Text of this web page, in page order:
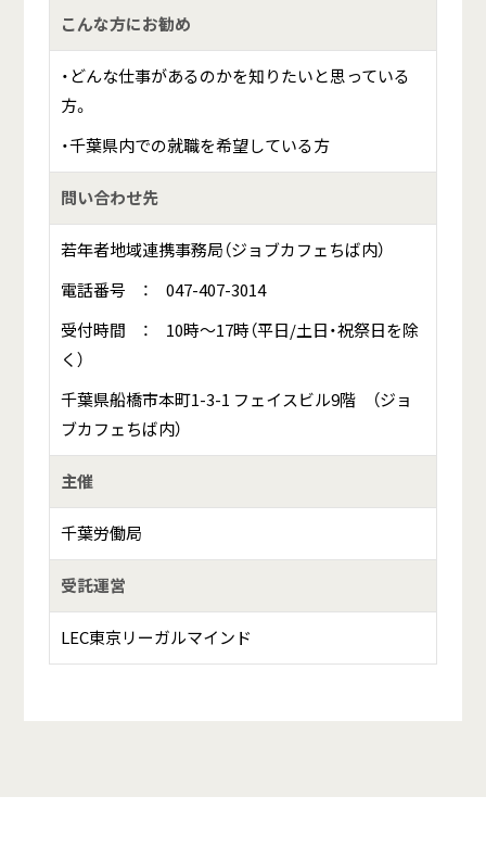
こんな方にお勧め
・どんな仕事があるのかを知りたいと思っている
方。
・千葉県内での就職を希望している方
問い合わせ先
若年者地域連携事務局（ジョブカフェちば内）
電話番号 ： 047-407-3014
受付時間 ： 10時～17時（平日/土日・祝祭日を除
く）
千葉県船橋市本町1-3-1 フェイスビル9階 （ジョ
ブカフェちば内）
主催
千葉労働局
受託運営
LEC東京リーガルマインド